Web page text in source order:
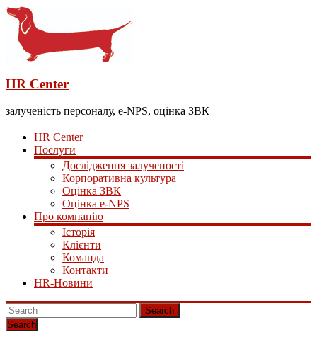
HR Center
залученість персоналу, e-NPS, оцінка ЗВК
HR Center
Послуги
Дослідження залученості
Корпоративна культура
Оцінка ЗВК
Оцінка e-NPS
Про компанію
Історія
Клієнти
Команда
Контакти
HR-Новини
Search